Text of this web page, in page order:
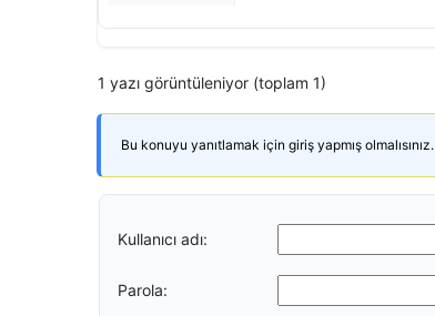
1 yazı görüntüleniyor (toplam 1)
Bu konuyu yanıtlamak için giriş yapmış olmalısınız.
Kullanıcı adı:
Parola: